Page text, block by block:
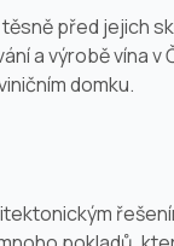
před jejich
a výrobě vína
domku.